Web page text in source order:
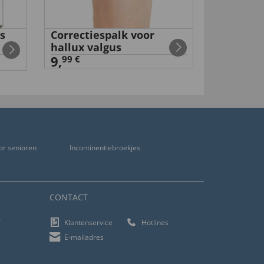
Correctiespalk voor
hallux valgus
9,99 €
senioren Incontinentiebroekjes
CONTACT
Klantenservice
Hotlines
E-mailadres